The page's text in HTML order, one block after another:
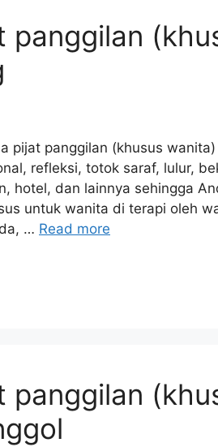
panggilan
pijat panggilan (khusus
refleksi, totok saraf, lulur,
hotel, dan lainnya sehingga
untuk wanita di terapi oleh
… Read more
panggilan